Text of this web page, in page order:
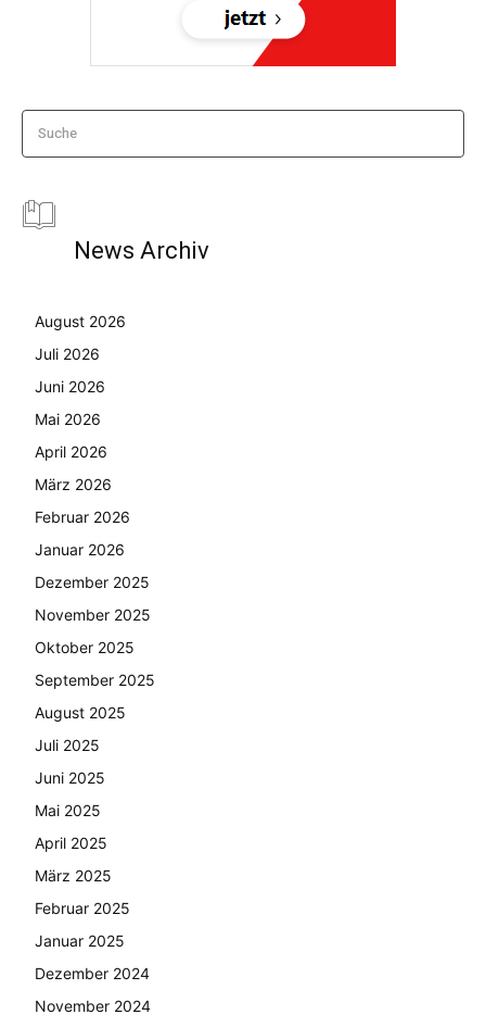
Suche
News Archiv
August 2026
Juli 2026
Juni 2026
Mai 2026
April 2026
März 2026
Februar 2026
Januar 2026
Dezember 2025
November 2025
Oktober 2025
September 2025
August 2025
Juli 2025
Juni 2025
Mai 2025
April 2025
März 2025
Februar 2025
Januar 2025
Dezember 2024
November 2024